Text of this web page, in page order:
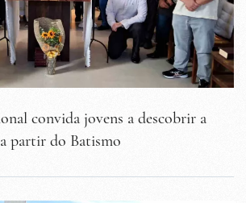
convida jovens a descobrir a
partir do Batismo